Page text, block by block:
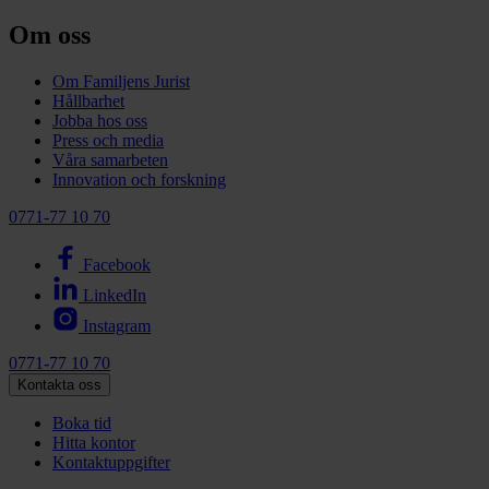
Om oss
Om Familjens Jurist
Hållbarhet
Jobba hos oss
Press och media
Våra samarbeten
Innovation och forskning
0771-77 10 70
Facebook
LinkedIn
Instagram
0771-77 10 70
Kontakta oss
Boka tid
Hitta kontor
Kontaktuppgifter